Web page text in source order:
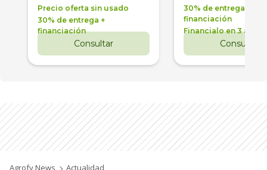
Precio oferta sin usado
30% de entrega +
financiación
Consultar
30% de entrega +
financiación
Financialo en 3 años
Consultar
Agrofy News Actualidad